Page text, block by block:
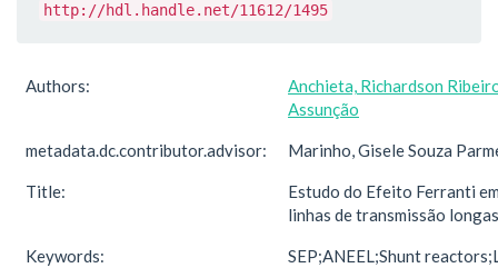
http://hdl.handle.net/11612/1495
Authors:
Anchieta, Richardson
Assunção
metadata.dc.contributor.advisor: Marinho, Gisele Souza
Title:
Estudo do Efeito Ferranti
linhas de transmissão longas
Keywords:
SEP;ANEEL;Shunt